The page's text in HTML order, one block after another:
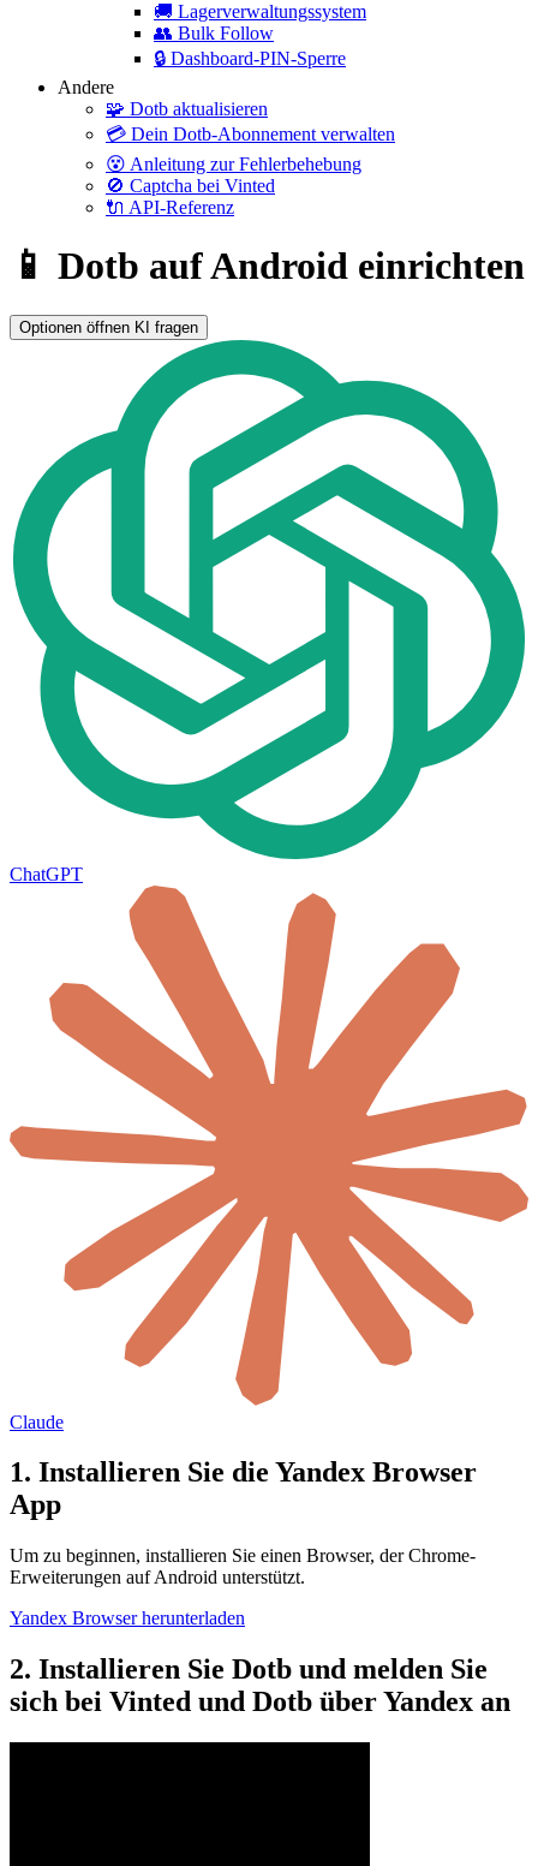
🚚 Lagerverwaltungssystem
👥 Bulk Follow
🔒 Dashboard-PIN-Sperre
Andere
🧩 Dotb aktualisieren
💳 Dein Dotb-Abonnement verwalten
😵 Anleitung zur Fehlerbehebung
🚫 Captcha bei Vinted
🔌 API-Referenz
📱 Dotb auf Android einrichten
Optionen öffnen KI fragen
ChatGPT
Claude
1. Installieren Sie die Yandex Browser
App
Um zu beginnen, installieren Sie einen Browser, der Chrome-
Erweiterungen auf Android unterstützt.
Yandex Browser herunterladen
2. Installieren Sie Dotb und melden Sie
sich bei Vinted und Dotb über Yandex an